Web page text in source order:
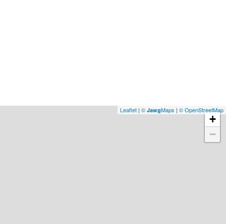
+
−
Leaflet | © JawgMaps | © OpenStreetMap